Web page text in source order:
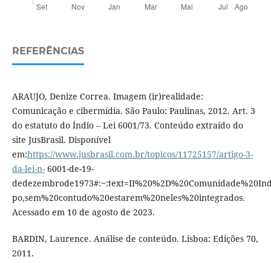
REFERÊNCIAS
ARAUJO, Denize Correa. Imagem (ir)realidade:
Comunicação e cibermídia. São Paulo: Paulinas, 2012. Art. 3
do estatuto do Índio – Lei 6001/73. Conteúdo extraído do
site JusBrasil. Disponível
em:https://www.jusbrasil.com.br/topicos/11725157/artigo-3-
da-lei-n-6001-de-19-
po,sem%20contudo%20estarem%20neles%20integrados.
Acessado em 10 de agosto de 2023.
BARDIN, Laurence. Análise de conteúdo. Lisboa: Edições 70,
2011.